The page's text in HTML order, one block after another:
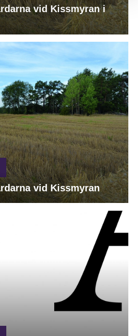
vid Kissmyran i
vid Kissmyran